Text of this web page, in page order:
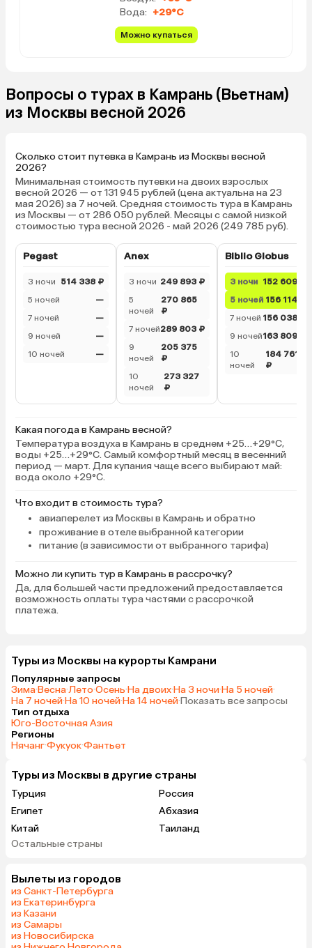
приносят как раз шоколадки и
воду). Еда недешевая, но вкусная
и порции большие. Мы брали на
пляжный европейский (с живой
музыкой с 19:00 до 21:00). Напитки
не входят. Нам еды было много на
стороны, если посчитать
стоимость съеденного, то вышло
выгоднее) У детей до 12 лет свое
меню. Можно выбрать 2 блюда +
мороженое из детского, либо 1
блюдо из взрослого меню +
стоит Axi Plaza. Можно
пока что сам центр еще не
зафункционировал полностью.
Ближайший магазин от отеля в
минут 15 ходьбы по не очень
опрятной дороге, смысла туда
идти особо нет. Отдыхом
остались очень довольны.
Вернулись бы в этот отель еще
раз! Теперь рекомендуем всем
Вода: +29°C
Можно купаться
Вопросы о турах в Камрань (Вьетнам)
из Москвы весной 2026
Сколько стоит путевка в Камрань из Москвы весной
2026?
Минимальная стоимость путевки на двоих взрослых
весной 2026 — от 131 945 рублей (цена актуальна на 23
мая 2026) за 7 ночей. Средняя стоимость тура в Камрань
из Москвы — от 286 050 рублей. Месяцы с самой низкой
стоимостью тура весной 2026 - май 2026 (249 785 руб).
Pegast
3 ночи
514 338 ₽
5 ночей
—
7 ночей
—
9 ночей
—
10 ночей
—
Anex
3 ночи 249 893 ₽
5
ночей
270 865
₽
7 ночей289 803 ₽
9
ночей
205 375
₽
10
ночей
273 327
₽
Biblio Globus
3 ночи 152 609 ₽
5 ночей 156 114 ₽
7 ночей 156 038 ₽
9 ночей163 809 ₽
10
ночей
184 761
₽
Какая погода в Камрань весной?
Температура воздуха в Камрань в среднем +25…+29°C,
воды +25…+29°C. Самый комфортный месяц в весенний
период — март. Для купания чаще всего выбирают май:
вода около +29°C.
Что входит в стоимость тура?
авиаперелет из Москвы в Камрань и обратно
проживание в отеле выбранной категории
питание (в зависимости от выбранного тарифа)
Можно ли купить тур в Камрань в рассрочку?
Да, для большей части предложений предоставляется
возможность оплаты тура частями с рассрочкой
платежа.
Туры из Москвы на курорты Камрани
Популярные запросы
Зима·Весна·Лето·Осень·На двоих·На 3 ночи·На 5 ночей·
На 7 ночей·На 10 ночей·На 14 ночей·Показать все запросы
Тип отдыха
Юго-Восточная Азия
Регионы
Нячанг·Фукуок·Фантьет
Туры из Москвы в другие страны
Турция
Россия
Египет
Абхазия
Китай
Таиланд
Вьетнам
Грузия
Индонезия
Сейшелы
Казахстан
Остальные страны
Вылеты из городов
из Санкт-Петербурга
из Екатеринбурга
из Казани
из Самары
из Новосибирска